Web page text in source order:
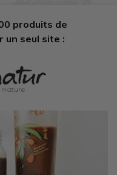
produits de
un seul site :